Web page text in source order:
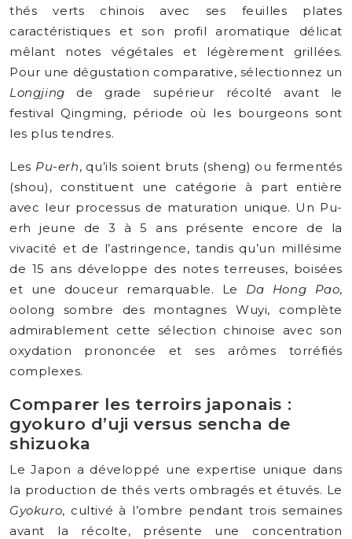
thés verts chinois avec ses feuilles plates
caractéristiques et son profil aromatique délicat
mêlant notes végétales et légèrement grillées.
Pour une dégustation comparative, sélectionnez un
Longjing de grade supérieur récolté avant le
festival Qingming, période où les bourgeons sont
les plus tendres.
Les Pu-erh, qu’ils soient bruts (sheng) ou fermentés
(shou), constituent une catégorie à part entière
avec leur processus de maturation unique. Un Pu-
erh jeune de 3 à 5 ans présente encore de la
vivacité et de l’astringence, tandis qu’un millésime
de 15 ans développe des notes terreuses, boisées
et une douceur remarquable. Le Da Hong Pao,
oolong sombre des montagnes Wuyi, complète
admirablement cette sélection chinoise avec son
oxydation prononcée et ses arômes torréfiés
complexes.
Comparer les terroirs japonais :
gyokuro d’uji versus sencha de
shizuoka
Le Japon a développé une expertise unique dans
la production de thés verts ombragés et étuvés. Le
Gyokuro, cultivé à l’ombre pendant trois semaines
avant la récolte, présente une concentration